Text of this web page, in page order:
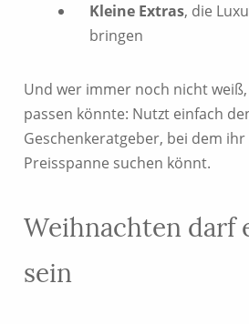
Kleine Extras, die
bringen
Und wer immer noch nicht
passen könnte: Nutzt einfach
Geschenkeratgeber, bei dem
Preisspanne suchen könnt.
Weihnachten darf
sein